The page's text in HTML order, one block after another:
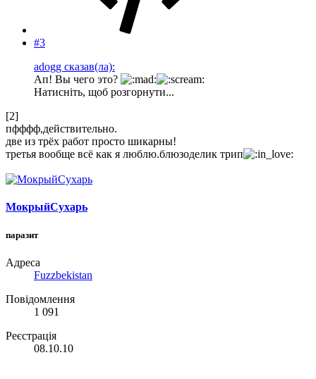
#3
adogg сказав(ла):
Ап! Вы чего это?
Натисніть, щоб розгорнути...
[2]
пфффф,действительно.
две из трёх работ просто шикарны!
третья вообще всё как я люблю.блюзоделик трип
МокрыйСухарь
паразит
Адреса
Fuzzbekistan
Повідомлення
1 091
Реєстрація
08.10.10